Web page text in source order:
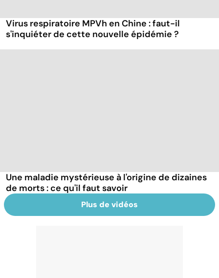
Virus respiratoire MPVh en Chine : faut-il
s'inquiéter de cette nouvelle épidémie ?
Une maladie mystérieuse à l'origine de dizaines
de morts : ce qu'il faut savoir
Plus de vidéos